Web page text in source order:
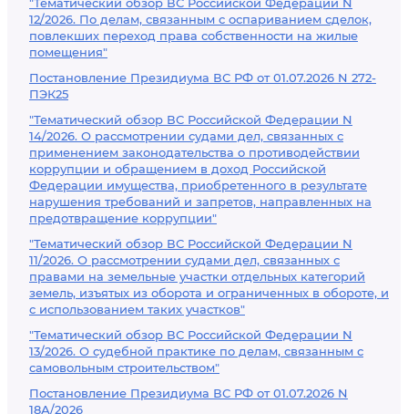
12/2026. По делам, связанным с оспариванием сделок,
повлекших переход права собственности на жилые
помещения"
Постановление Президиума ВС РФ от 01.07.2026 N 272-
ПЭК25
"Тематический обзор ВС Российской Федерации N
14/2026. О рассмотрении судами дел, связанных с
применением законодательства о противодействии
коррупции и обращением в доход Российской
Федерации имущества, приобретенного в результате
нарушения требований и запретов, направленных на
предотвращение коррупции"
"Тематический обзор ВС Российской Федерации N
11/2026. О рассмотрении судами дел, связанных с
правами на земельные участки отдельных категорий
земель, изъятых из оборота и ограниченных в обороте, и
с использованием таких участков"
"Тематический обзор ВС Российской Федерации N
13/2026. О судебной практике по делам, связанным с
самовольным строительством"
Постановление Президиума ВС РФ от 01.07.2026 N
18А/2026